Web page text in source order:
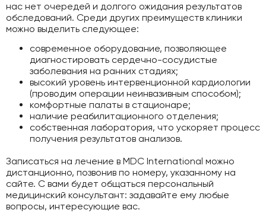
нас нет очередей и долгого ожидания результатов
обследований. Среди других преимуществ клиники
можно выделить следующее:
современное оборудование, позволяющее
диагностировать сердечно-сосудистые
заболевания на ранних стадиях;
высокий уровень интервенционной кардиологии
(проводим операции неинвазивным способом);
комфортные палаты в стационаре;
наличие реабилитационного отделения;
собственная лаборатория, что ускоряет процесс
получения результатов анализов.
Записаться на лечение в MDC International можно
дистанционно, позвонив по номеру, указанному на
сайте. С вами будет общаться персональный
медицинский консультант: задавайте ему любые
вопросы, интересующие вас.